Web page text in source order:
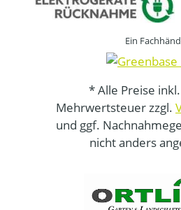
Ein
* Alle Preise
Mehrwertsteuer zzgl.
und ggf.
nicht anders